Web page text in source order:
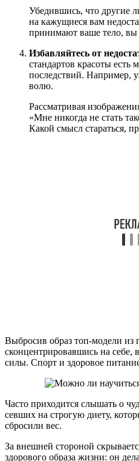
Убедившись, что другие
на кажущиеся вам
принимают ваше тело, вы
Избавляйтесь от
стандартов красоты есть
последствий. Например,
волю.
Рассматривая
«Мне никогда не стать
Какой смысл стараться,
Выбросив образ топ-модели из
сконцентрировавшись на себе,
силы. Спорт и здоровое
Часто приходится слышать о
севших на строгую диету,
сбросили вес.
За внешней стороной
здорового образа жизни: он